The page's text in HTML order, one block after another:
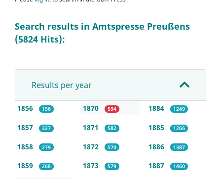
Search results in Amtspresse Preußens
(5824 Hits):
Results per year
1856 156
1857 327
1858 279
1859 268
1870 594
1871 582
1872 570
1873 579
1884 1249
1885 1266
1886 1387
1887 1460